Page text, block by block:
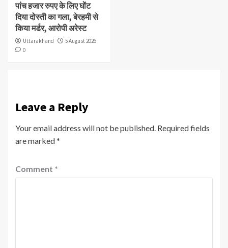
पांच हजार रुपए के लिए घोंट
दिया दोस्ती का गला, बेरहमी से
किया मर्डर, आरोपी अरेस्ट
Uttarakhand
5 August 2026
0
Leave a Reply
Your email address will not be published. Required fields
are marked*
Comment *